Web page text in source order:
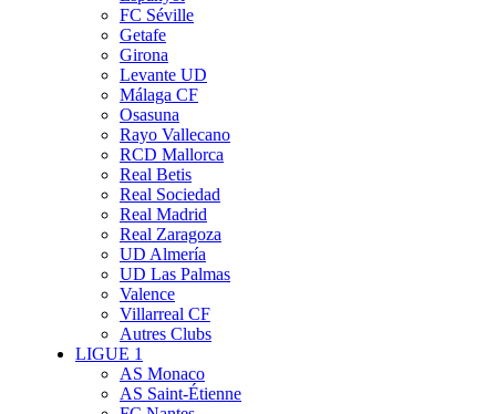
FC Séville
Getafe
Girona
Levante UD
Málaga CF
Osasuna
Rayo Vallecano
RCD Mallorca
Real Betis
Real Sociedad
Real Madrid
Real Zaragoza
UD Almería
UD Las Palmas
Valence
Villarreal CF
Autres Clubs
LIGUE 1
AS Monaco
AS Saint-Étienne